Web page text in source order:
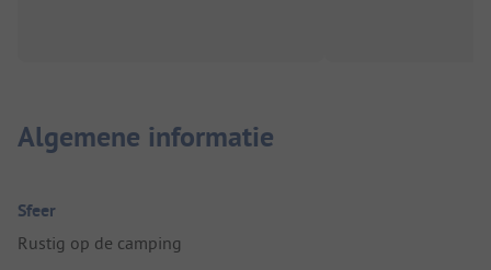
Algemene informatie
Sfeer
Rustig op de camping